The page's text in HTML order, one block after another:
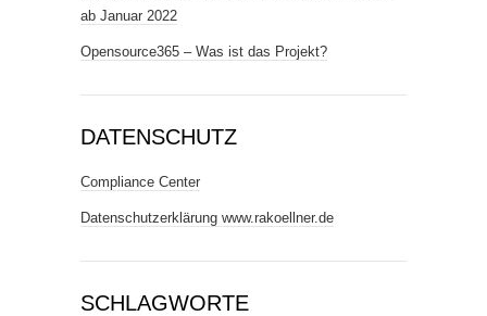
ab Januar 2022
Opensource365 – Was ist das Projekt?
DATENSCHUTZ
Compliance Center
Datenschutzerklärung www.rakoellner.de
SCHLAGWORTE